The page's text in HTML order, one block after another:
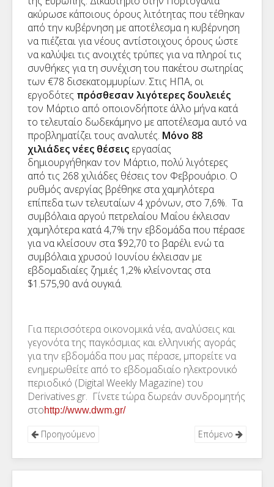
ακύρωσε κάποιους όρους λιτότητας που τέθηκαν
από την κυβέρνηση με αποτέλεσμα η κυβέρνηση
να πιέζεται για νέους αντίστοιχους όρους ώστε
να καλύψει τις ανοιχτές τρύπες για να πληροί τις
συνθήκες για τη συνέχιση του πακέτου σωτηρίας
των €78 δισεκατομμυρίων. Στις ΗΠΑ, οι
εργοδότες πρόσθεσαν λιγότερες δουλειές
τον Μάρτιο από οποιονδήποτε άλλο μήνα κατά
το τελευταίο δωδεκάμηνο με αποτέλεσμα αυτό να
προβληματίζει τους αναλυτές. Μόνο 88
χιλιάδες νέες θέσεις εργασίας
δημιουργήθηκαν τον Μάρτιο, πολύ λιγότερες
από τις 268 χιλιάδες θέσεις τον Φεβρουάριο. Ο
ρυθμός ανεργίας βρέθηκε στα χαμηλότερα
επίπεδα των τελευταίων 4 χρόνων, στο 7,6%. Τα
συμβόλαια αργού πετρελαίου Μαΐου έκλεισαν
χαμηλότερα κατά 4,7% την εβδομάδα που πέρασε
για να κλείσουν στα $92,70 το βαρέλι ενώ τα
συμβόλαια χρυσού Ιουνίου έκλεισαν με
εβδομαδιαίες ζημιές 1,2% κλείνοντας στα
$1.575,90 ανά ουγκιά.
Για περισσότερα οικονομικά νέα, αναλύσεις και
γεγονότα της παγκόσμιας και ελληνικής αγοράς
για την εβδομάδα που μας πέρασε, μπορείτε να
ενημερωθείτε από το εβδομαδιαίο ηλεκτρονικό
περιοδικό (Digital Weekly Magazine) του
Derivatives.gr. Γίνετε τώρα δωρεάν συνδρομητής
στοhttp://www.dwm.gr/
Προηγούμενο Επόμενο